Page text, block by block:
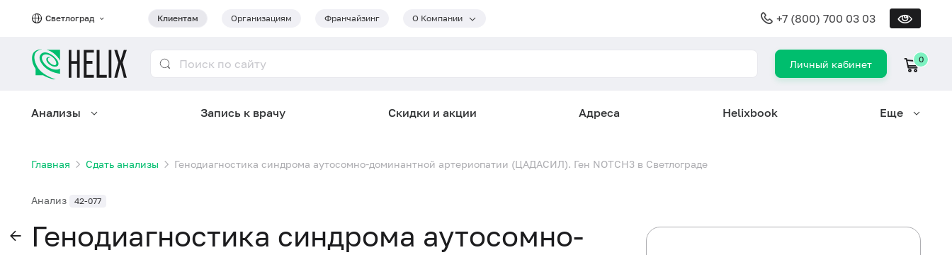
Светлоград Клиентам Организациям Франчайзинг О Компании +7 (800) 700 03 03
Личный кабинет 0
Анализы Запись к врачу Скидки и акции Адреса Helixbook Еще
Главная Сдать анализы Генодиагностика синдрома аутосомно-доминантной артериопатии (ЦАДАСИЛ). Ген NOTCH3 в Светлограде
Анализ 42-077
Генодиагностика синдрома аутосомно-